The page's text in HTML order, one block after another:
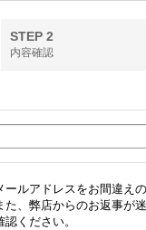
STEP 2
内容確認
ールアドレスをお間違え
た、弊店からのお返事が
認ください。